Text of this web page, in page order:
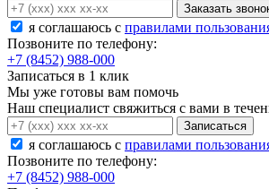
Заказать
я соглашаюсь c правилами
Позвоните по телефону:
+7 (8452) 988-000
Записаться в 1 клик
Мы уже готовы вам помочь
Наш специалист свяжиться с вами в
Записаться
я соглашаюсь c правилами
Позвоните по телефону:
+7 (8452) 988-000